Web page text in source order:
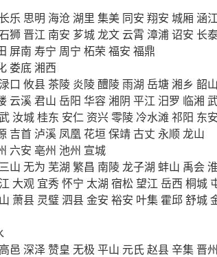
长乐 思明 海沧 湖里 集美 同安 翔安 城厢 涵江
狮 晋江 南安 芗城龙文 云霄 漳浦诏安 长
屏南 寿宁 周宁 柘荣 福安 福鼎
娄底湘西
渌口 攸县茶陵 炎陵醴陵雨湖 岳塘湘乡 韶山
云溪君山 岳阳 华容湘阴 平江 汨罗 临湘
汝城桂东 安仁 资兴零陵 冷水滩 祁阳 东安
吉首 泸溪 凤凰 花垣保靖古丈 永顺龙山
六安 亳州 池州 宣城
三山 无为 芜湖 繁昌 南陵龙子湖 蚌山 禹会
大观 宜秀怀宁 太湖 宿松 望江 岳西 桐城
萧县 灵璧泗县金安 裕安 叶集 霍邱舒城
高邑 深泽 赞皇 无极 平山 元氏赵县辛集 晋州